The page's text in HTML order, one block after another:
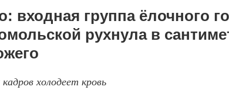
входная группа ёлочного
рухнула в
холодеет кровь